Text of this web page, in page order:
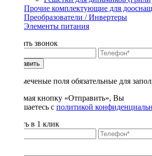
Прочие комплектующие для
Преобразователи / Инвертеры
Элементы питания
Заказать звонок
Отправить
* - отмеченые поля обязательные для
Нажимая кнопку «Отправить», Вы
соглашаетесь с политикой
Купить в 1 клик